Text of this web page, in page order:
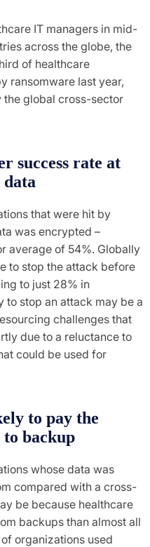
IT managers in mid-
across the globe, the
of healthcare
ransomware last year,
global cross-sector
success rate at
that were hit by
was encrypted –
average of 54%. Globally
to stop the attack before
to just 28% in
to stop an attack may be a
challenges that
due to a reluctance to
could be used for
to pay the
to backup
whose data was
compared with a cross-
be because healthcare
backups than almost all
organizations used